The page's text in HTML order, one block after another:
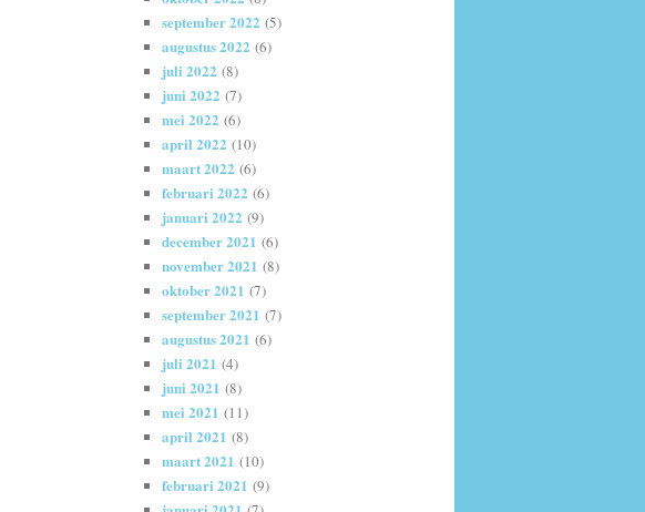
september 2022 (5)
augustus 2022 (6)
juli 2022 (8)
juni 2022 (7)
mei 2022 (6)
april 2022 (10)
maart 2022 (6)
februari 2022 (6)
januari 2022 (9)
december 2021 (6)
november 2021 (8)
oktober 2021 (7)
september 2021 (7)
augustus 2021 (6)
juli 2021 (4)
juni 2021 (8)
mei 2021 (11)
april 2021 (8)
maart 2021 (10)
februari 2021 (9)